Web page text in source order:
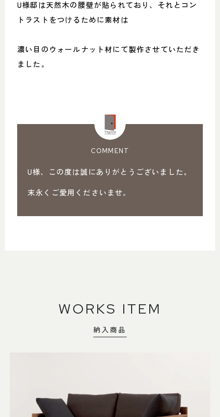
U様邸は天然木の腰壁が貼られており、それとコン
トラストをつけるために素材は
濃い目のウォールナット材にて製作させていただき
ました。
COMMENT
U様、この度は誠にありがとうございました。
末永くご愛用くださいませ。
WORKS ITEM
納入商品